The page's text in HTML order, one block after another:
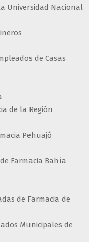
Universidad Nacional
de Casas
de la Región
Pehuajó
Farmacia Bahía
de Farmacia de
Municipales de